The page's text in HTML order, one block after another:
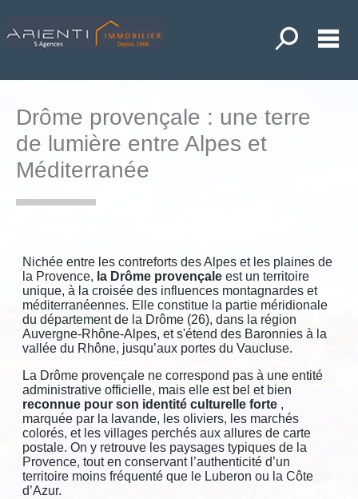
Toutes nos
UNE ESTIMATION
UNE RECHERCHE
ACCUEIL
DIEULEFIT
LA BEGUDE DE MAZENC
GRIGNAN-TAULIGNAN
VALREAS
CLÉON D'ANDRAN
CONTACT
Drôme provençale : une terre
de lumière entre Alpes et
Méditerranée
Nichée entre les contreforts des Alpes et les plaines de
la Provence, la Drôme provençaleest un territoire
unique, à la croisée des influences montagnardes et
méditerranéennes. Elle constitue la partie méridionale
du département de la Drôme (26), dans la région
Auvergne-Rhône-Alpes, et s'étend des Baronnies à la
vallée du Rhône, jusqu’aux portes du Vaucluse.
La Drôme provençale ne correspond pas à une entité
administrative officielle, mais elle est bel et bien
reconnue pour son identité culturelle forte ,
marquée par la lavande, les oliviers, les marchés
colorés, et les villages perchés aux allures de carte
postale. On y retrouve les paysages typiques de la
Provence, tout en conservant l’authenticité d’un
territoire moins fréquenté que le Luberon ou la Côte
d’Azur.